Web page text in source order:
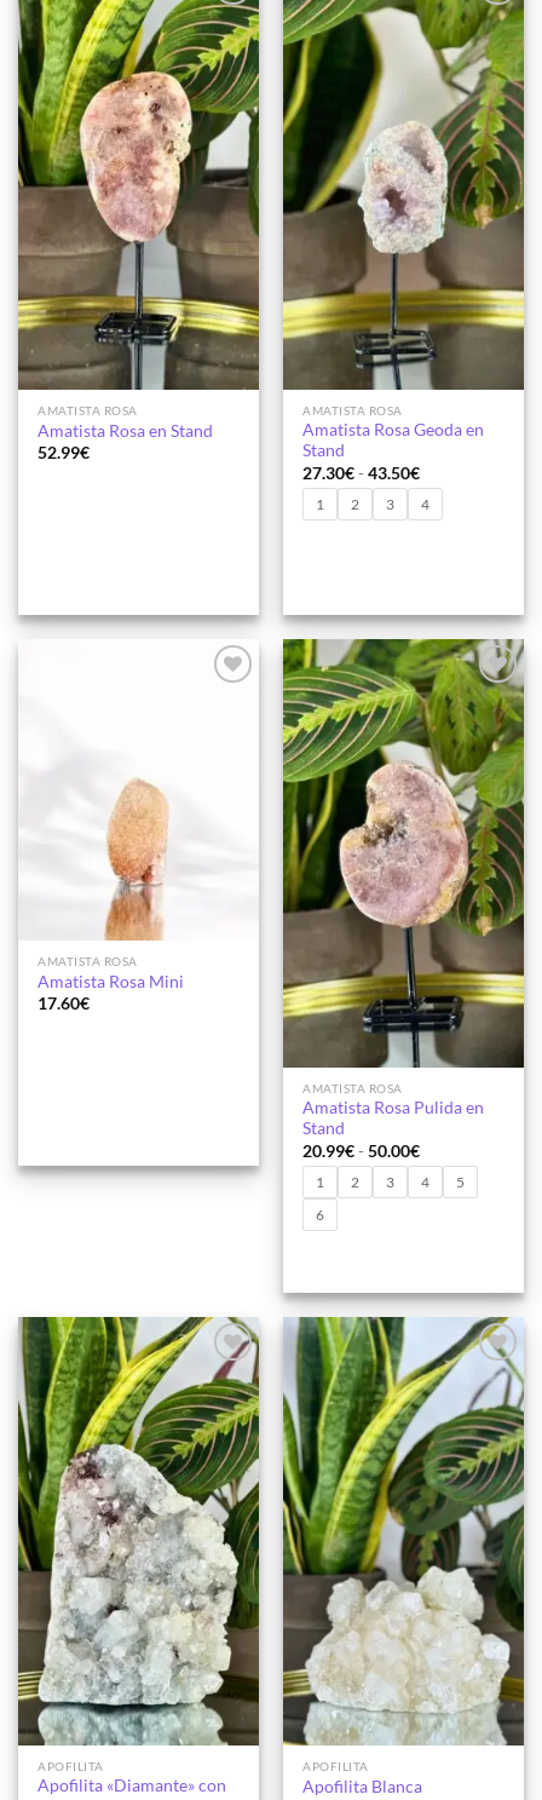
Añadir
a la
lista de
deseos
AMATISTA ROSA
Amatista Rosa en Stand
52.99€
Añadir
a la
lista de
deseos
AMATISTA ROSA
Amatista Rosa Geoda en
Stand
27.30€- 43.50€Rango
de
precios:
desde
1 2 3 4
AMATISTA ROSA
Amatista Rosa Mini
17.60€
Añadir
a la
lista de
deseos
AMATISTA ROSA
Amatista Rosa Pulida en
Stand
20.99€- 50.00€Rango
de
precios:
desde
1 2 3 4
5
6
Añadir
a la
lista de
deseos
APOFILITA
Apofilita «Diamante» con
Añadir
a la
lista de
deseos
APOFILITA
Apofilita Blanca